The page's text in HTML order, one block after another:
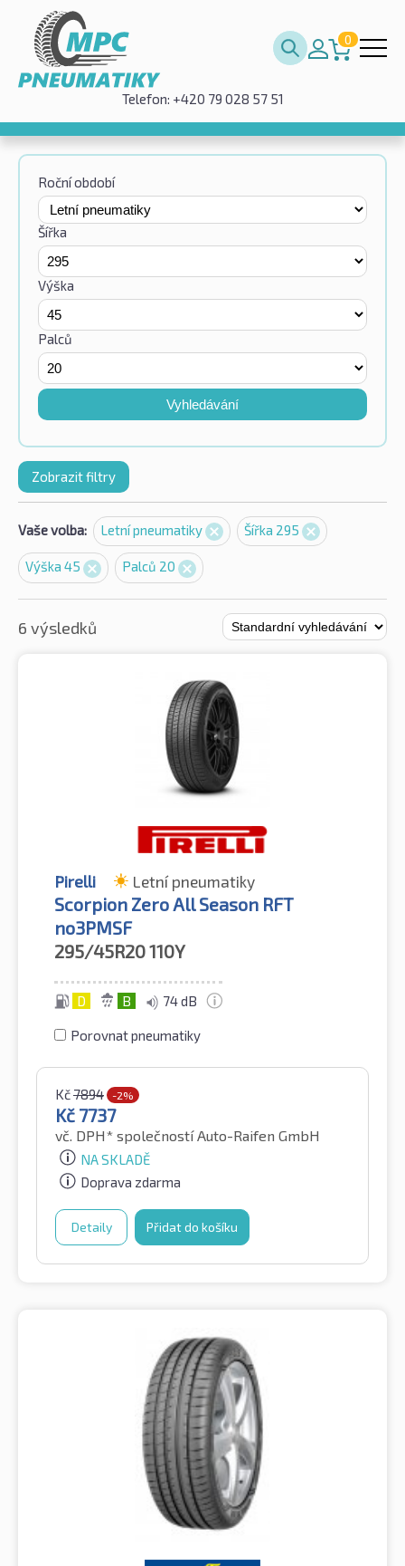
0
Telefon: +420 79 028 57 51
Roční období
Šířka
Výška
Palců
Vyhledávání
Zobrazit filtry
Vaše volba: Letní pneumatiky Šířka 295
Výška 45 Palců 20
6 výsledků
Pirelli Letní pneumatiky
Scorpion Zero All Season RFT
no3PMSF
295/45R20110Y
D B 74 dB
Porovnat pneumatiky
Kč7894 -2%
Kč 7737
vč. DPH* společností Auto-Raifen GmbH
NA SKLADĚ
Doprava zdarma
Detaily Přidat do košíku